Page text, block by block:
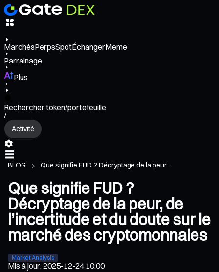
MarchésPerpsSpotÉchangerMeme
Parrainage
Plus
Rechercher token/portefeuille
/
Activité
BLOG Que signifie FUD ? Décryptage de la peur...
Que signifie FUD ?
Décryptage de la peur, de
l’incertitude et du doute sur le
marché des cryptomonnaies
Market Analysis
Mis à jour:2025-12-24 10:00